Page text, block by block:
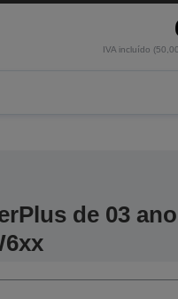
IVA incluído
de 03